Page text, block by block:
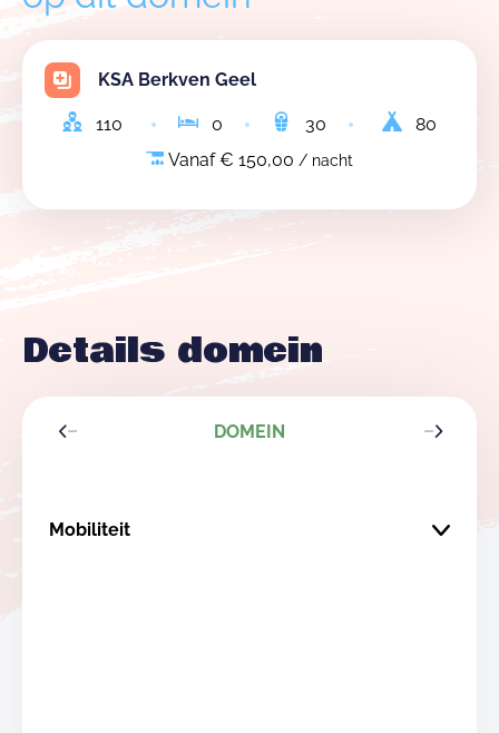
De prijs voor een nacht bedraagt €125, voor een
weekend €250 en voor een kamp €225 per dag. Deze
Onze speldag vindt elke zaterdag plaats van 13u30 tot
U kan ons contacteren via verhuur@ksaberkven.be
KSA Berkven Geel
110 0 30
80
Vanaf € 150,00 / nacht
Details domein
DOMEIN
Mobiliteit